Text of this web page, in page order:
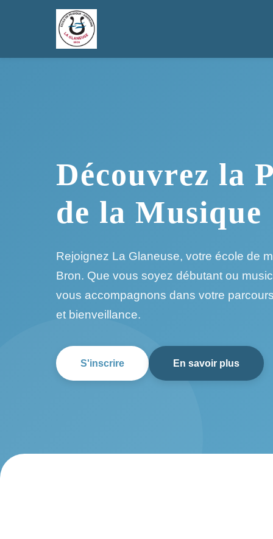
Découvrez la
de la Musique
Rejoignez La Glaneuse, votre école de
Bron. Que vous soyez débutant ou
vous accompagnons dans votre
et bienveillance.
S'inscrire En savoir plus